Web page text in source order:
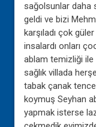
sağolsunlar daha
geldi ve bizi
karşıladı çok
insalardı onları
ablam temizliği
sağlık villada
tabak çanak
koymuş Seyhan
yapmak isterse